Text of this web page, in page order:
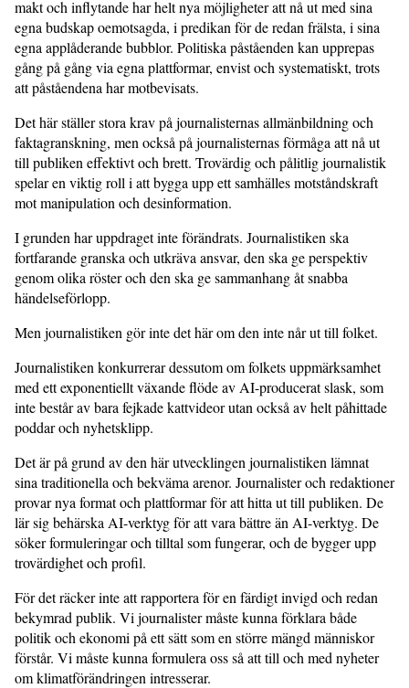
makt och inflytande har helt nya möjligheter att nå ut med sina
egna budskap oemotsagda, i predikan för de redan frälsta, i sina
egna applåderande bubblor. Politiska påståenden kan upprepas
gång på gång via egna plattformar, envist och systematiskt, trots
att påståendena har motbevisats.
Det här ställer stora krav på journalisternas allmänbildning och
faktagranskning, men också på journalisternas förmåga att nå ut
till publiken effektivt och brett. Trovärdig och pålitlig journalistik
spelar en viktig roll i att bygga upp ett samhälles motståndskraft
mot manipulation och desinformation.
I grunden har uppdraget inte förändrats. Journalistiken ska
fortfarande granska och utkräva ansvar, den ska ge perspektiv
genom olika röster och den ska ge sammanhang åt snabba
händelseförlopp.
Men journalistiken gör inte det här om den inte når ut till folket.
Journalistiken konkurrerar dessutom om folkets uppmärksamhet
med ett exponentiellt växande flöde av AI-producerat slask, som
inte består av bara fejkade kattvideor utan också av helt påhittade
poddar och nyhetsklipp.
Det är på grund av den här utvecklingen journalistiken lämnat
sina traditionella och bekväma arenor. Journalister och redaktioner
provar nya format och plattformar för att hitta ut till publiken. De
lär sig behärska AI-verktyg för att vara bättre än AI-verktyg. De
söker formuleringar och tilltal som fungerar, och de bygger upp
trovärdighet och profil.
För det räcker inte att rapportera för en färdigt invigd och redan
bekymrad publik. Vi journalister måste kunna förklara både
politik och ekonomi på ett sätt som en större mängd människor
förstår. Vi måste kunna formulera oss så att till och med nyheter
om klimatförändringen intresserar.